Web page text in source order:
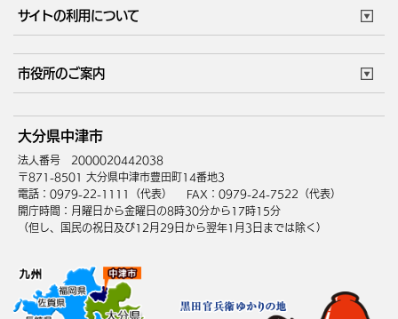
サイトの利用について
サイトマップ
市役所のご案内
庁舎地図 組織案内
中津市へのアクセス
大分県中津市
法人番号 2000020442038
〒871-8501 大分県中津市豊田町14番地3
電話：0979-22-1111（代表）
FAX：0979-24-7522（代表）
開庁時間：月曜日から金曜日の8時30分から17時15分
（但し、国民の祝日及び12月29日から翌年1月3日までは除く）